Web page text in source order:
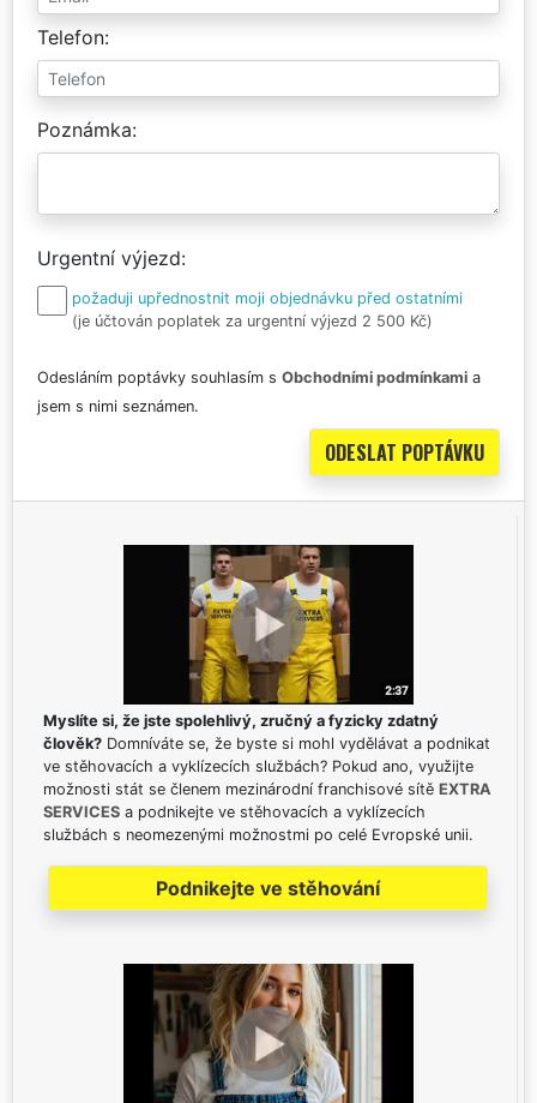
Telefon
Poznámka
Urgentní výjezd
požaduji upřednostnit moji objednávku před ostatními
(je účtován poplatek za urgentní výjezd 2 500 Kč)
Odesláním poptávky souhlasím s Obchodními podmínkami a
jsem s nimi seznámen.
Myslíte si, že jste spolehlivý, zručný a fyzicky zdatný
člověk? Domníváte se, že byste si mohl vydělávat a podnikat
ve stěhovacích a vyklízecích službách? Pokud ano, využijte
možnosti stát se členem mezinárodní franchisové sítě EXTRA
SERVICES a podnikejte ve stěhovacích a vyklízecích
službách s neomezenými možnostmi po celé Evropské unii.
Podnikejte ve stěhování